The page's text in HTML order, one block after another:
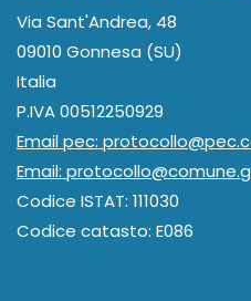
Via Sant'Andrea, 48
09010 Gonnesa (SU)
Italia
P.IVA 00512250929
Email pec:
Email:
Codice ISTAT: 111030
Codice catasto: E086